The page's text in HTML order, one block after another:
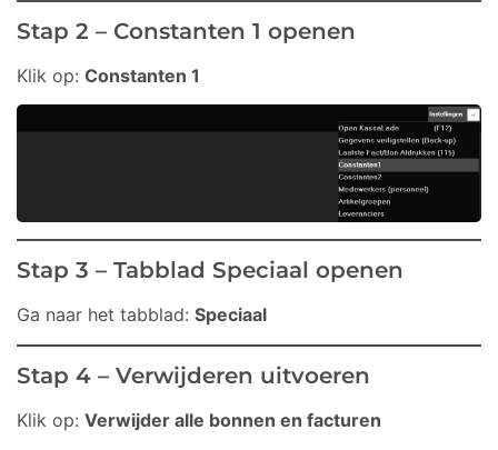
Stap 2 – Constanten 1 openen
Klik op: Constanten 1
Stap 3 – Tabblad Speciaal openen
Ga naar het tabblad: Speciaal
Stap 4 – Verwijderen uitvoeren
Klik op: Verwijder alle bonnen en facturen
Welkom in onze chat!
Laten we beginnen. Voer je e-mailadres in om met
ons te chatten.
Email Address